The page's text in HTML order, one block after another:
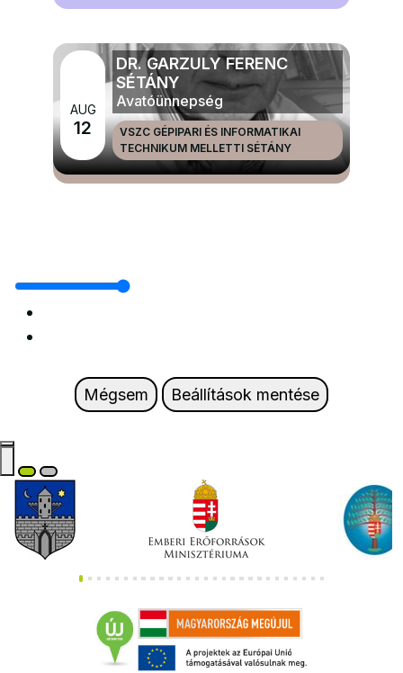
AUG
12
DR. GARZULY FERENC
SÉTÁNY
Avatóünnepség
VSZC GÉPIPARI ÉS INFORMATIKAI
TECHNIKUM MELLETTI SÉTÁNY
MÉG TÖBB NAGYRENDEZVÉNYEK ÉS ÜNNEPEK
Mégsem Beállítások mentése